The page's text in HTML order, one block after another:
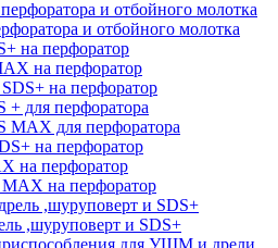
и отбойного молотка
на перфоратор
на перфоратор
на перфоратор
+ для перфоратора
MAX для перфоратора
на перфоратор
на перфоратор
на перфоратор
,шуруповерт и SDS+